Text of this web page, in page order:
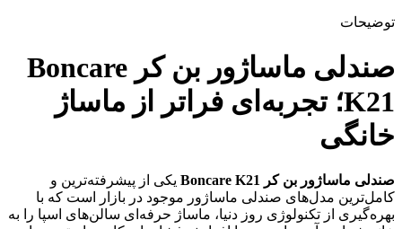
توضیحات
صندلی ماساژور بن کر Boncare
K21؛ تجربه‌ای فراتر از ماساژ
خانگی
صندلی ماساژور بن کر Boncare K21
یکی از پیشرفته‌ترین و
کامل‌ترین مدل‌های صندلی ماساژور موجود در بازار است که با
بهره‌گیری از تکنولوژی روز دنیا، ماساژ حرفه‌ای سالن‌های اسپا را به